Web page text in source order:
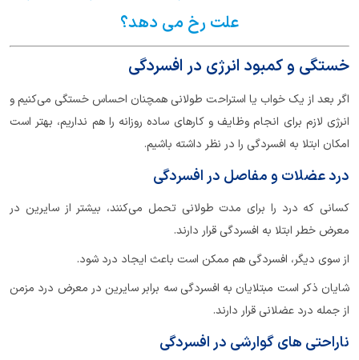
علت رخ می دهد؟
خستگی و کمبود انرژی در افسردگی
اگر بعد از یک خواب یا استراحت طولانی همچنان احساس خستگی می‌کنیم و
انرژی لازم برای انجام وظایف و کارهای ساده روزانه را هم نداریم، بهتر است
امکان ابتلا به افسردگی را در نظر داشته باشیم.
درد عضلات و مفاصل در افسردگی
کسانی که درد را برای مدت طولانی تحمل می‌کنند، بیشتر از سایرین در
معرض خطر ابتلا به افسردگی قرار دارند.
از سوی دیگر، افسردگی هم ممکن است باعث ایجاد درد شود.
شایان ذکر است مبتلایان به افسردگی سه برابر سایرین در معرض درد مزمن
از جمله درد عضلانی قرار دارند.
ناراحتی های گوارشی در افسردگی